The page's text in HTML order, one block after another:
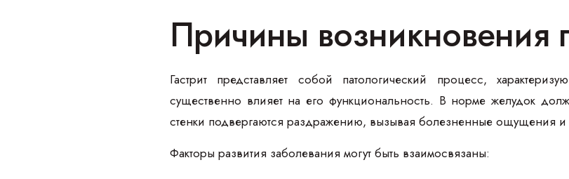
Причины возникновения
Гастрит представляет собой патологический процесс,
существенно влияет на его функциональность. В норме желудок
стенки подвергаются раздражению, вызывая болезненные ощущения
Факторы развития заболевания могут быть взаимосвязаны: